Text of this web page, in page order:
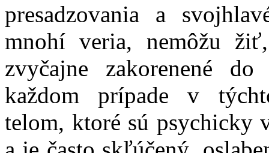
presadzovania a
mnohí veria, nemôžu
zvyčajne zakorenené
každom prípade v
telom, ktoré sú psychicky